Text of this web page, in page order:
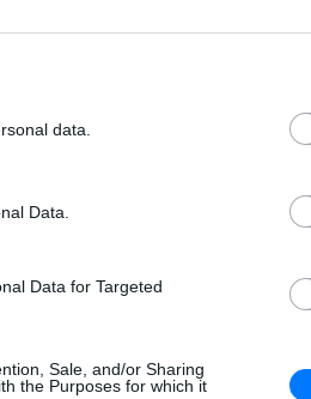
data.
Data.
Data for Targeted
Sale, and/or Sharing
the Purposes for which it
5 one-
την Ιωάννα